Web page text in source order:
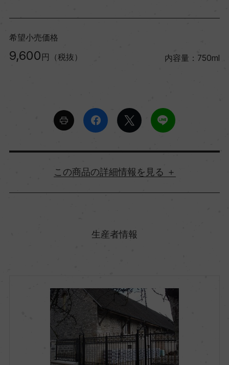
希望小売価格
9,600 円（税抜） 内容量：750ml
詳細情報
コート・ド・ニュイ
生産者情報